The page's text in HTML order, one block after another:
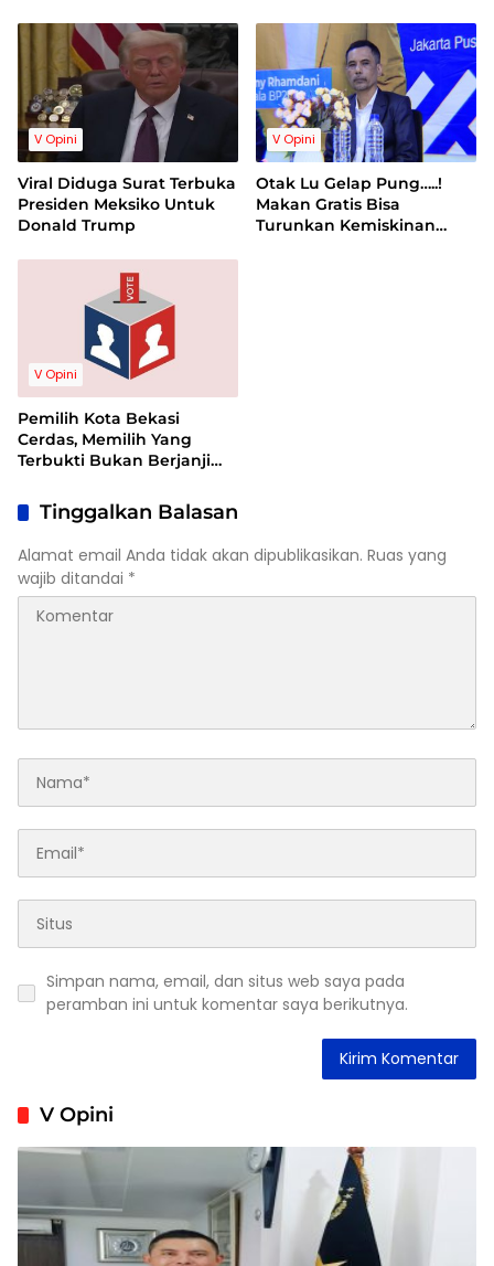
V Opini
Viral Diduga Surat Terbuka
Presiden Meksiko Untuk
Donald Trump
V Opini
Otak Lu Gelap Pung…..!
Makan Gratis Bisa
Turunkan Kemiskinan
V Opini
Pemilih Kota Bekasi
Cerdas, Memilih Yang
Terbukti Bukan Berjanji
Tinggalkan Balasan
Alamat email Anda tidak akan dipublikasikan. Ruas yang
wajib ditandai *
Simpan nama, email, dan situs web saya pada
peramban ini untuk komentar saya berikutnya.
V Opini